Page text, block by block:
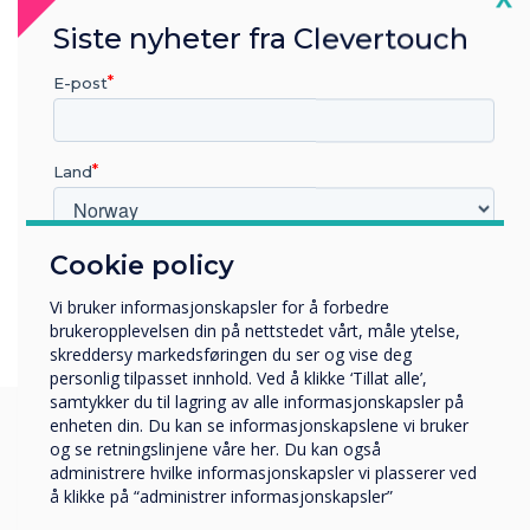
og AirServer formed CleverLive digital skilting
Du kan synes disse er
Cookie policy
Vi bruker informasjonskapsler for å forbedre
brukeropplevelsen din på nettstedet vårt, måle ytelse,
skreddersy markedsføringen du ser og vise deg
personlig tilpasset innhold. Ved å klikke ‘Tillat alle’,
samtykker du til lagring av alle informasjonskapsler på
enheten din. Du kan se informasjonskapslene vi bruker
og se retningslinjene våre her. Du kan også
administrere hvilke informasjonskapsler vi plasserer ved
å klikke på “administrer informasjonskapsler”
Siste nyheter fra Clevertouch
E-post
Land
Hvilken bransje jobber du i?
Företag
Övriga
Selskapets navn
Vi vil gjerne kontakte deg angående våre produkter og
tjenester via e-post, telefon eller post.